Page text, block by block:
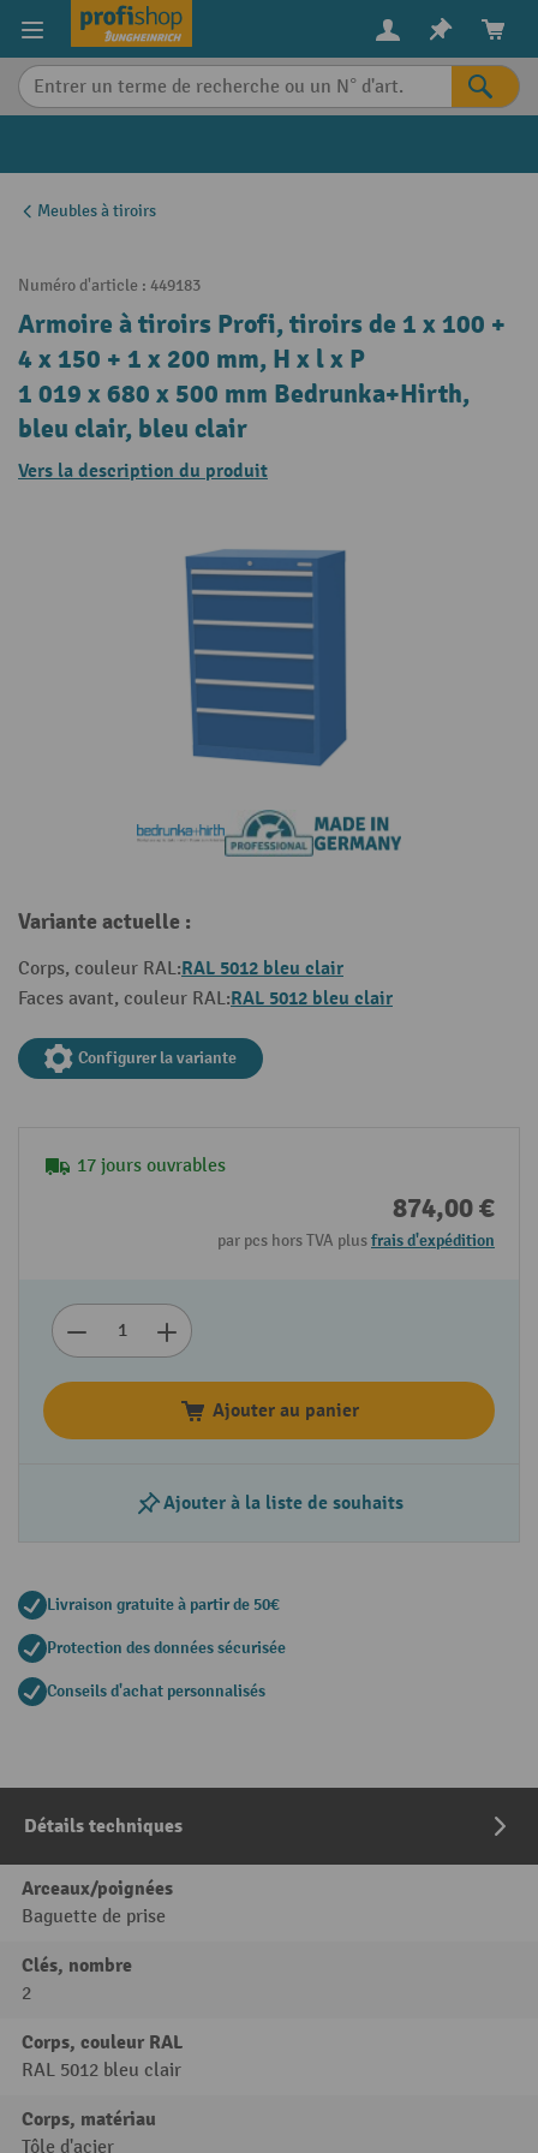
content
Meubles à tiroirs
Numéro d'article : 449183
Armoire à tiroirs Profi, tiroirs de 1 x 100 +
4 x 150 + 1 x 200 mm, H x l x P
1 019 x 680 x 500 mm Bedrunka+Hirth,
bleu clair, bleu clair
Vers la description du produit
Variante actuelle :
Corps, couleur RAL:RAL 5012 bleu clair
Faces avant, couleur RAL:RAL 5012 bleu clair
Configurer la variante
17 jours ouvrables
874,00 €
par pcs hors TVA plusfrais d'expédition
Ajouter au panier
Ajouter à la liste de souhaits
Livraison gratuite à partir de 50€
Protection des données sécurisée
Conseils d'achat personnalisés
Détails techniques
Arceaux/poignées
Baguette de prise
Clés, nombre
2
Corps, couleur RAL
RAL 5012 bleu clair
Corps, matériau
Tôle d'acier